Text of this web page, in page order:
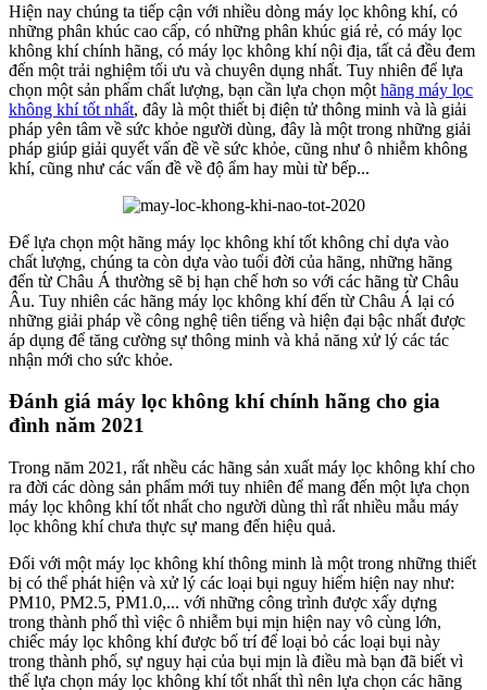
Hiện nay chúng ta tiếp cận với nhiều dòng máy lọc không khí, có
những phân khúc cao cấp, có những phân khúc giá rẻ, có máy lọc
không khí chính hãng, có máy lọc không khí nội địa, tất cả đều đem
đến một trải nghiệm tối ưu và chuyên dụng nhất. Tuy nhiên để lựa
chọn một sản phẩm chất lượng, bạn cần lựa chọn một hãng máy lọc
không khí tốt nhất, đây là một thiết bị điện tử thông minh và là giải
pháp yên tâm về sức khỏe người dùng, đây là một trong những giải
pháp giúp giải quyết vấn đề về sức khỏe, cũng như ô nhiễm không
khí, cũng như các vấn đề về độ ẩm hay mùi từ bếp...
Để lựa chọn một hãng máy lọc không khí tốt không chỉ dựa vào
chất lượng, chúng ta còn dựa vào tuổi đời của hãng, những hãng
đến từ Châu Á thường sẽ bị hạn chế hơn so với các hãng từ Châu
Âu. Tuy nhiên các hãng máy lọc không khí đến từ Châu Á lại có
những giải pháp về công nghệ tiên tiếng và hiện đại bậc nhất được
áp dụng để tăng cường sự thông minh và khả năng xử lý các tác
nhận mới cho sức khỏe.
Đánh giá máy lọc không khí chính hãng cho gia
đình năm 2021
Trong năm 2021, rất nhều các hãng sản xuất máy lọc không khí cho
ra đời các dòng sản phẩm mới tuy nhiên để mang đến một lựa chọn
máy lọc không khí tốt nhất cho người dùng thì rất nhiều mẫu máy
lọc không khí chưa thực sự mang đến hiệu quả.
Đối với một máy lọc không khí thông minh là một trong những thiết
bị có thể phát hiện và xử lý các loại bụi nguy hiểm hiện nay như:
PM10, PM2.5, PM1.0,... với những công trình được xấy dựng
trong thành phố thì việc ô nhiễm bụi mịn hiện nay vô cùng lớn,
chiếc máy lọc không khí được bố trí để loại bỏ các loại bụi này
trong thành phố, sự nguy hại của bụi mịn là điều mà bạn đã biết vì
thế lựa chọn máy lọc không khí tốt nhất thì nên lựa chọn các hãng